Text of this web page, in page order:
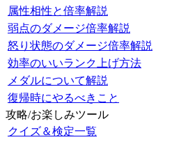
属性相性と倍率解説
弱点のダメージ倍率解説
怒り状態のダメージ倍率解説
効率のいいランク上げ方法
メダルについて解説
復帰時にやるべきこと
攻略/お楽しみツール
クイズ＆検定一覧